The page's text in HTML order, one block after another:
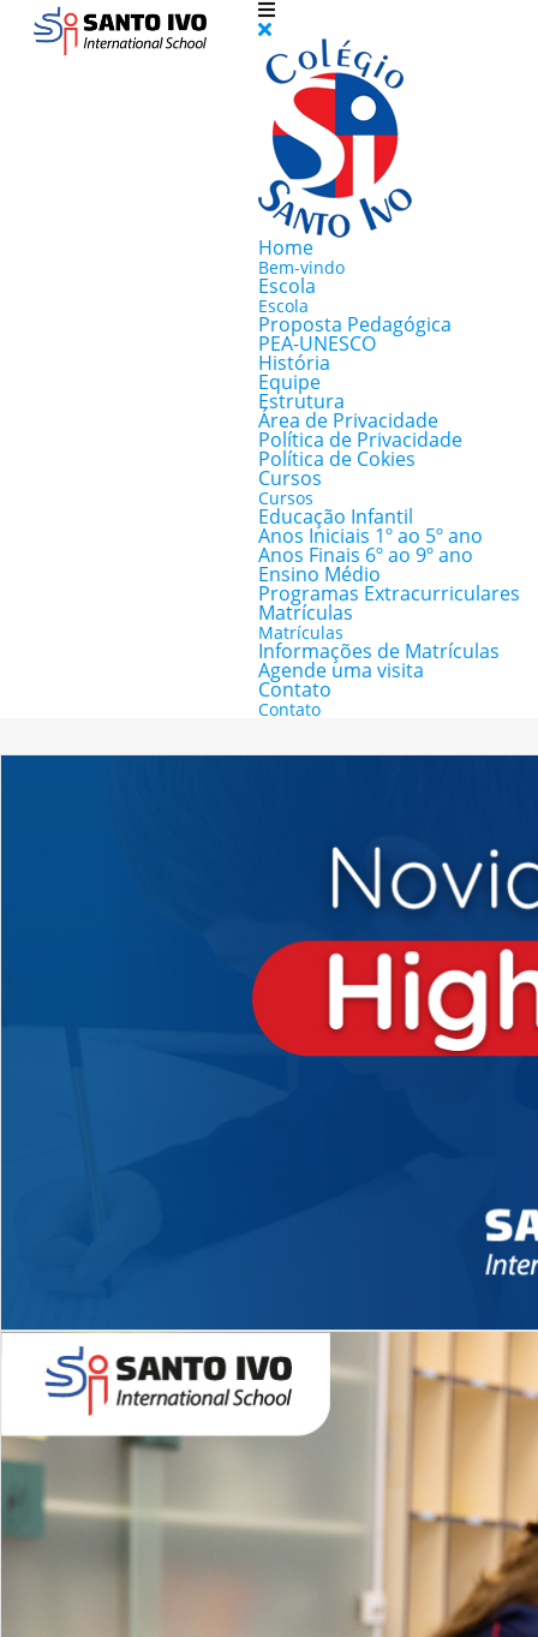
Home
Bem-vindo
Escola
Escola
Proposta Pedagógica
PEA-UNESCO
História
Equipe
Estrutura
Área de Privacidade
Política de Privacidade
Política de Cokies
Cursos
Cursos
Educação Infantil
Anos Iniciais 1º ao 5º ano
Anos Finais 6º ao 9º ano
Ensino Médio
Programas Extracurriculares
Matrículas
Matrículas
Informações de Matrículas
Agende uma visita
Contato
Contato
Novidades 2026 High School
EDUCAÇÃO INFANTIL
Inglês todos os dias